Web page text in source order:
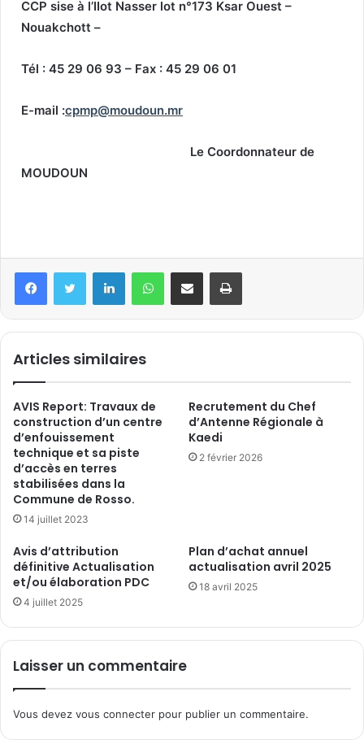
CCP sise à l’IIot Nasser lot n°173 Ksar Ouest –
Nouakchott –
Tél : 45 29 06 93 – Fax : 45 29 06 01
E-mail :cpmp@moudoun.mr
Le Coordonnateur de
MOUDOUN
Articles similaires
AVIS Report: Travaux de
construction d’un centre
d’enfouissement
technique et sa piste
d’accès en terres
stabilisées dans la
Commune de Rosso.
14 juillet 2023
Recrutement du Chef
d’Antenne Régionale à
Kaedi
2 février 2026
Avis d’attribution
définitive Actualisation
et/ou élaboration PDC
4 juillet 2025
Plan d’achat annuel
actualisation avril 2025
18 avril 2025
Laisser un commentaire
Vous devez vous connecter pour publier un commentaire.